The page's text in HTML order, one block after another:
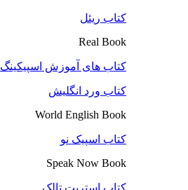
کتاب ریئل
Real Book
کتاب های آموزش اسپیکینگ
کتاب ورد انگلیش
World English Book
کتاب اسپیک نو
Speak Now Book
کتاب استریت تالک